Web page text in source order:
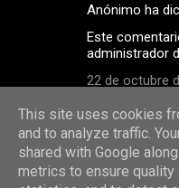
Anónimo ha
Este
administrador
22 de octubre
Publicar un comentario
This site uses cookies
and to analyze traffic.
shared with Google
metrics to ensure